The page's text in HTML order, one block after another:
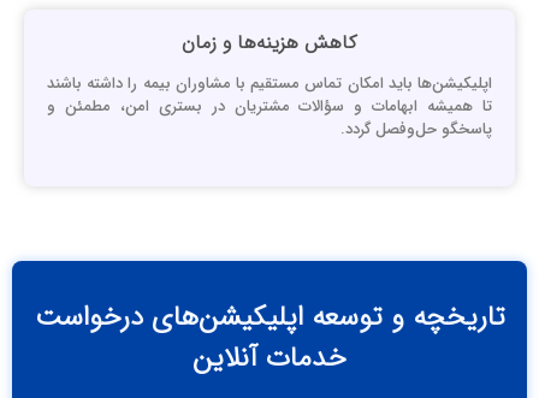
کاهش هزینه‌ها و زمان
باید امکان تماس مستقیم با مشاوران بیمه را داشته باشند
همیشه ابهامات و سؤالات مشتریان در بستری امن، مطمئن و
حل‌وفصل گردد.
و توسعه اپلیکیشن‌های درخواست
خدمات آنلاین